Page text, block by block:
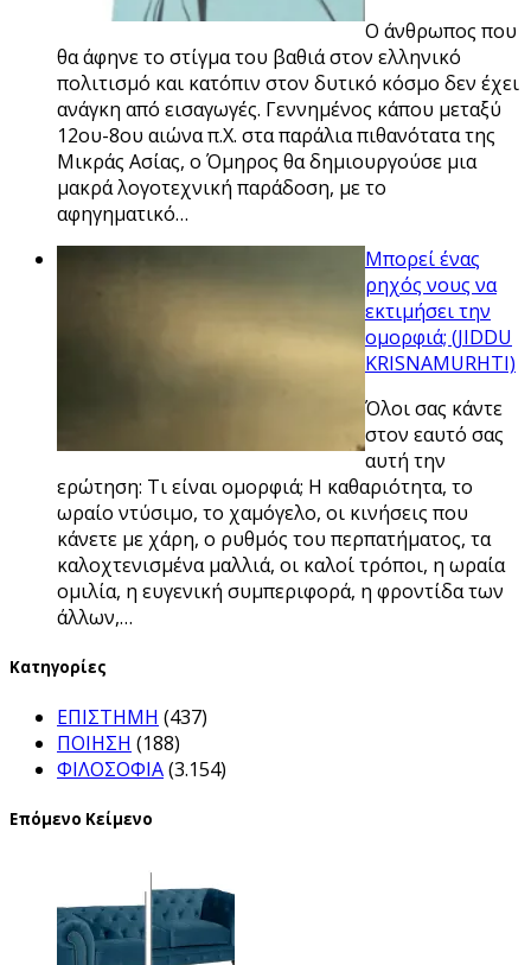
Ο άνθρωπος που
θα άφηνε το στίγμα του βαθιά στον ελληνικό
πολιτισμό και κατόπιν στον δυτικό κόσμο δεν έχει
ανάγκη από εισαγωγές. Γεννημένος κάπου μεταξύ
12ου-8ου αιώνα π.Χ. στα παράλια πιθανότατα της
Μικράς Ασίας, ο Όμηρος θα δημιουργούσε μια
μακρά λογοτεχνική παράδοση, με το
αφηγηματικό…
Μπορεί ένας
ρηχός νους να
εκτιμήσει την
ομορφιά; (JIDDU
KRISNAMURHTI)
Όλοι σας κάντε
στον εαυτό σας
αυτή την
ερώτηση: Τι είναι ομορφιά; Η καθαριότητα, το
ωραίο ντύσιμο, το χαμόγελο, οι κινήσεις που
κάνετε με χάρη, ο ρυθμός του περπατήματος, τα
καλοχτενισμένα μαλλιά, οι καλοί τρόποι, η ωραία
ομιλία, η ευγενική συμπεριφορά, η φροντίδα των
άλλων,…
Kατηγορίες
ΕΠΙΣΤΗΜΗ (437)
ΠΟΙΗΣΗ (188)
ΦΙΛΟΣΟΦΙΑ(3.154)
Επόμενο Κείμενο